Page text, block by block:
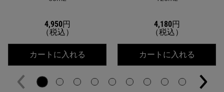
4,950円
（税込）
カートに入れる キールズ クリーム UFC（THANK YOU）
4,180円
（税込）
カートに入れる